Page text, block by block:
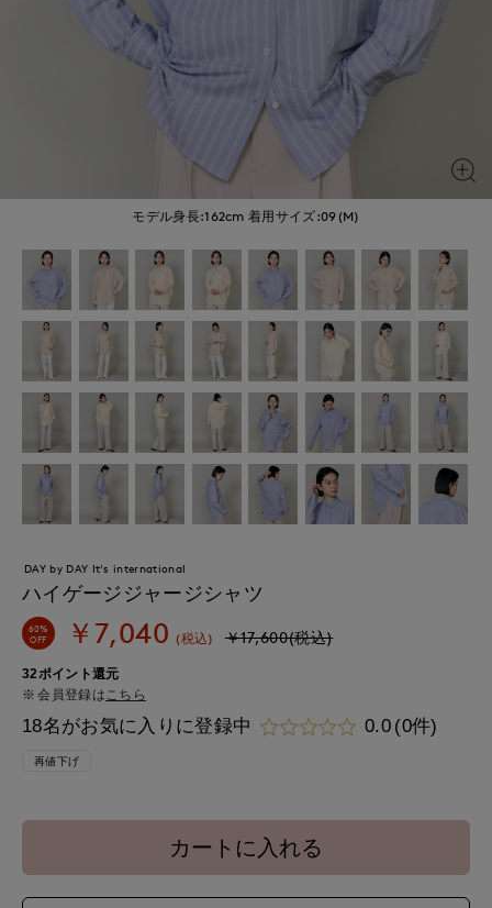
モデル身長:162cm 着用サイズ:09(M)
DAY by DAY It's international
ハイゲージジャージシャツ
60%
OFF
￥7,040 (税込) ￥17,600(税込)
32ポイント還元
会員登録は こちら
18名がお気に入りに登録中 0.0 (0件)
再値下げ
カートに入れる